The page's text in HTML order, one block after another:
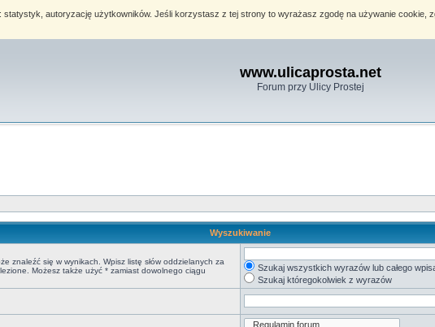
statystyk, autoryzację użytkowników. Jeśli korzystasz z tej strony to wyrażasz zgodę na używanie cookie,
www.ulicaprosta.net
Forum przy Ulicy Prostej
Wyszukiwanie
znaleźć się w wynikach. Wpisz listę słów oddzielanych za
Możesz także użyć * zamiast dowolnego ciągu
Szukaj wszystkich wyrazów lub całego
Szukaj któregokolwiek z wyrazów